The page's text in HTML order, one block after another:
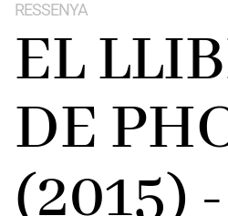
RESSENYA
EL
DE
(2015) -